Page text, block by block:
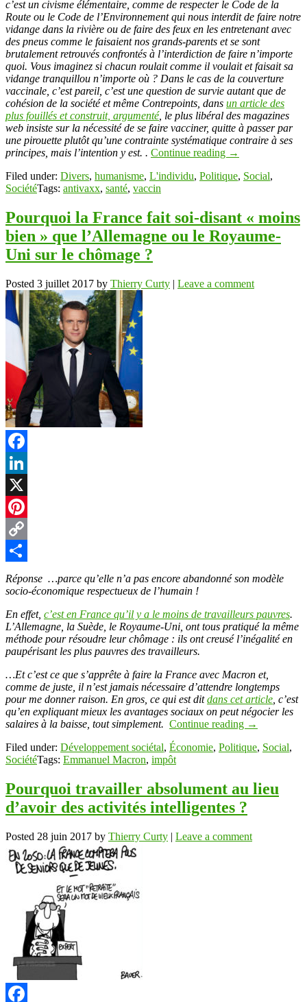
c’est un civisme élémentaire, comme de respecter le Code de la
Route ou le Code de l’Environnement qui nous interdit de faire notre
vidange dans la rivière ou de faire des feux en les entretenant avec
des pneus comme le faisaient nos grands-parents et se sont
brutalement retrouvés confrontés à l’interdiction de faire n’importe
quoi. Vous imaginez si chacun roulait comme il voulait et faisait sa
vidange tranquillou n’importe où ? Dans le cas de la couverture
vaccinale, c’est pareil, c’est une question de survie autant que de
cohésion de la société et même Contrepoints, dans un article des
plus fouillés et construit, argumenté, le plus libéral des magazines
web insiste sur la nécessité de se faire vacciner, quitte à passer par
une pirouette plutôt qu’une contrainte systématique contraire à ses
principes, mais l’intention y est. . Continue reading →
Filed under: Divers, humanisme, L'individu, Politique, Social,
SociétéTags: antivaxx, santé, vaccin
Pourquoi la France fait soi-disant « moins
bien » que l’Allemagne ou le Royaume-
Uni sur le chômage ?
Posted 3 juillet 2017 by Thierry Curty | Leave a comment
Facebook
LinkedIn
X
Pinterest
Copy
Link
Partager
Réponse …parce qu’elle n’a pas encore abandonné son modèle
socio-économique respectueux de l’humain !
En effet, c’est en France qu’il y a le moins de travailleurs pauvres.
L’Allemagne, la Suède, le Royaume-Uni, ont tous pratiqué la même
méthode pour résoudre leur chômage : ils ont creusé l’inégalité en
paupérisant les plus pauvres des travailleurs.
…Et c’est ce que s’apprête à faire la France avec Macron et,
comme de juste, il n’est jamais nécessaire d’attendre longtemps
pour me donner raison. En gros, ce qui est ditdans cet article , c’est
qu’en expliquant mieux les avantages sociaux on peut négocier les
salaires à la baisse, tout simplement. Continue reading →
Filed under: Développement sociétal, Économie, Politique, Social,
SociétéTags: Emmanuel Macron, impôt
Pourquoi travailler absolument au lieu
d’avoir des activités intelligentes ?
Posted 28 juin 2017 by Thierry Curty | Leave a comment